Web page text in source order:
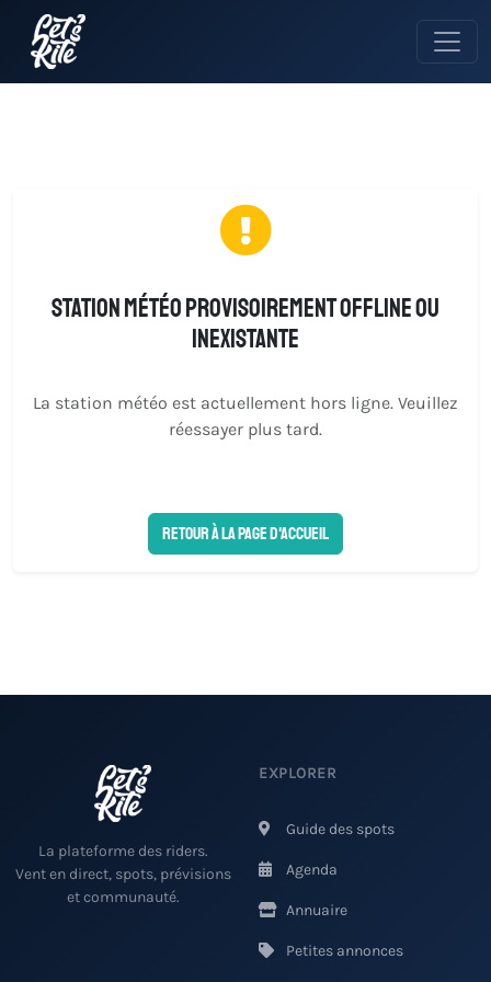
Station météo provisoirement offline ou
inexistante
La station météo est actuellement hors ligne. Veuillez
réessayer plus tard.
Retour à la page d'accueil
La plateforme des riders.
Vent en direct, spots, prévisions
et communauté.
EXPLORER
Guide des spots
Agenda
Annuaire
Petites annonces